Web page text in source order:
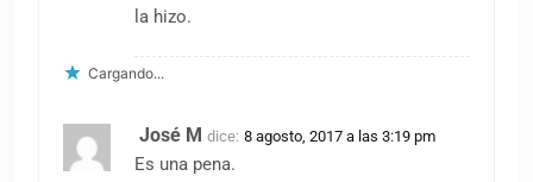
la hizo.
Cargando...
José M dice: 8 agosto, 2017 a las 3:19 pm
Es una pena.